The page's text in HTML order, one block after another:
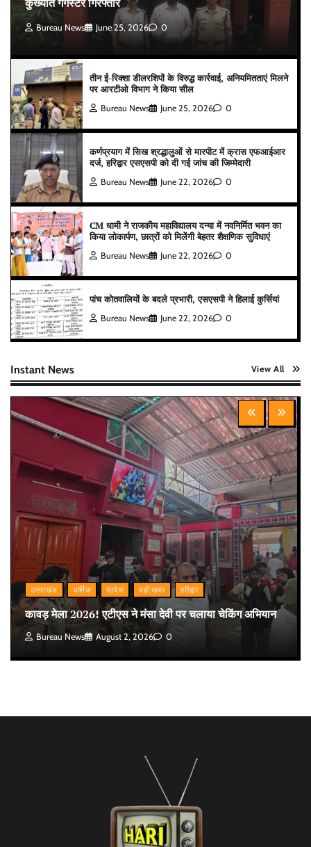
कुख्यात गैंगस्टर गिरफ्तार
Bureau News June 25, 2026 0
तीन ई-रिक्शा डीलरशिपों के विरुद्ध कार्रवाई, अनियमितताएं मिलने
पर आरटीओ विभाग ने किया सील
Bureau News June 25, 2026 0
कर्णप्रयाग में सिख श्रद्धालुओं से मारपीट में क्रास एफआईआर
दर्ज, हरिद्वार एसएसपी को दी गई जांच की जिम्मेदारी
Bureau News June 22, 2026 0
CM धामी ने राजकीय महाविद्यालय दन्या में नवनिर्मित भवन का
किया लोकार्पण, छात्रों को मिलेंगी बेहतर शैक्षणिक सुविधाएं
Bureau News June 22, 2026 0
पांच कोतवालियों के बदले प्रभारी, एसएसपी ने हिलाई कुर्सियां
Bureau News June 22, 2026 0
Instant News View All
उत्तराखंड धार्मिक प्रदेश बड़ी खबर हरिद्वार
कावड़ मेला 2026! एटीएस ने मंसा देवी पर चलाया चेकिंग अभियान
Bureau News August 2, 2026 0